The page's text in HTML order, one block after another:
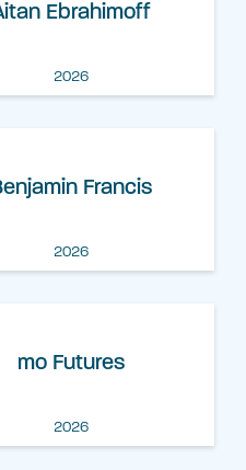
Ebrahimoff
2026
Francis
2026
mo Futures
2026